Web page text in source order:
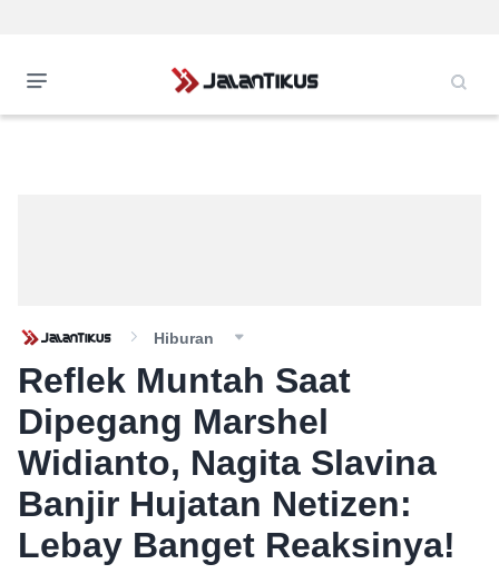
Hiburan
Reflek Muntah Saat
Dipegang Marshel
Widianto, Nagita Slavina
Banjir Hujatan Netizen:
Lebay Banget Reaksinya!